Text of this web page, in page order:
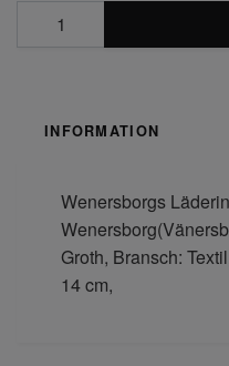
INFORMATION
Wenersborgs
Groth, Bransch:
14 cm,